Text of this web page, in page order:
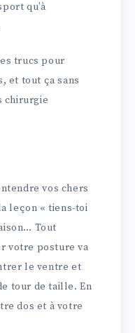
qu’à
trucs pour
et tout ça sans
chirurgie
vos chers
leçon « tiens-toi
Tout
votre posture va
le ventre et
tour de taille. En
dos et à votre